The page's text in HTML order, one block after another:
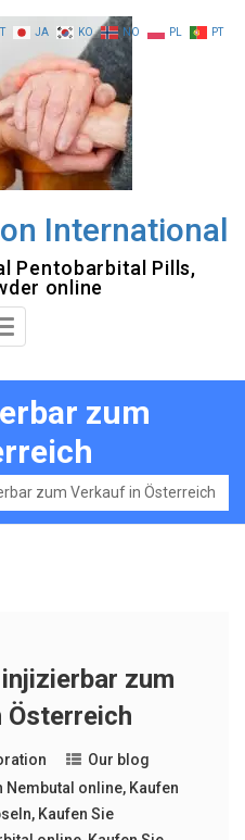
International
Pentobarbital Pills,
online
Toggle
zum
zum Verkauf in Österreich
zum
Österreich
Our blog
Nembutal online, Kaufen
, Kaufen Sie
IT JA KO NO PL PT